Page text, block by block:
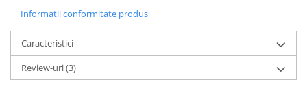
Informatii conformitate produs
Caracteristici
Review-uri(3)